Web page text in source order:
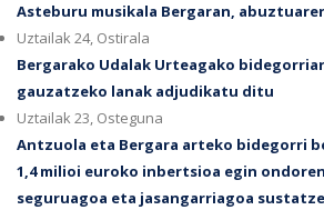
Asteburu musikala Bergaran,
Uztailak 24, Ostirala
Bergarako Udalak Urteagako
gauzatzeko lanak adjudikatu ditu
Uztailak 23, Osteguna
Antzuola eta Bergara arteko bidegorri
1,4 milioi euroko inbertsioa egin
seguruagoa eta jasangarriagoa